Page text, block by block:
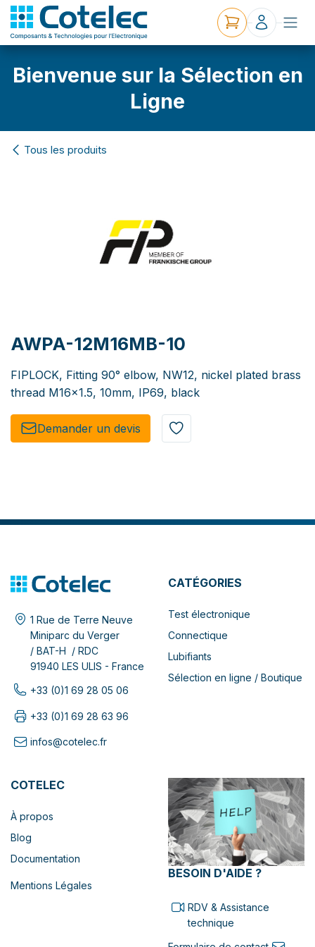
Bienvenue sur la Sélection en
Ligne
Tous les produits
AWPA-12M16MB-10
FIPLOCK, Fitting 90° elbow, NW12, nickel plated brass
thread M16x1.5, 10mm, IP69, black
Demander un de​​vis​​
1 Rue de Terre Neuve
Miniparc du Verger
/ BAT-H / RDC
91940 LES ULIS - France
+33 (0)1 69 28 05 06
+33 (0)1 69 28 63 96
infos@cotelec.fr
CATÉGORIES
Test électronique
Connectique
Lubifiants
Sélection en ligne / Boutique
COTELEC
À propos
Blog
Documentation
Mentions Légales
BESOIN D'AIDE ?
RDV & Assistance
technique